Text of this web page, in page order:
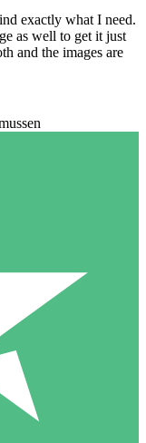
exactly what I need.
as well to get it just
and the images are